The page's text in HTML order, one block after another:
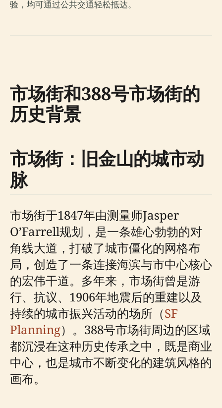
验，均可通过公共交通轻松抵达。
市场街和388号市场街的
历史背景
市场街：旧金山的城市动
脉
市场街于1847年由测量师Jasper
O’Farrell规划，是一条雄心勃勃的对
角线大道，打破了城市僵化的网格布
局，创造了一条连接海滨与市中心核心
的宏伟干道。多年来，市场街曾是游
行、抗议、1906年地震后的重建以及
持续的城市振兴活动的场所（SF
Planning）。388号市场街周边的区域
都沉浸在这种历史传承之中，既是商业
中心，也是城市不断变化的建筑风格的
画布。